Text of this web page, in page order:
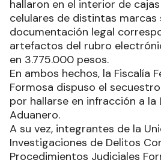
hallaron en el interior de
celulares de distintas marcas
documentación legal
artefactos del rubro
en 3.775.000 pesos.
En ambos hechos, la Fiscalía
Formosa dispuso el
por hallarse en infracción a la
Aduanero.
A su vez, integrantes de la
Investigaciones de Delitos
Procedimientos Judiciales